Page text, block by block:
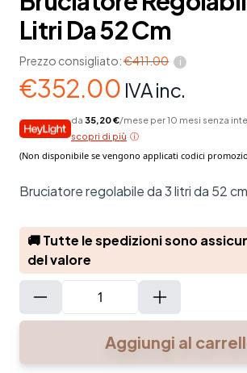
Litri Da 52 Cm
Prezzo consigliato:€411.00 i
€352.00 IVA inc.
da 35,20 €/mese per 10 mesi senza
scopri di più
Bruciatore regolabile da 3 litri da 52 cm
🚚 Tutte le spedizioni sono
del valore
regolabile
da
3
Aggiungi al